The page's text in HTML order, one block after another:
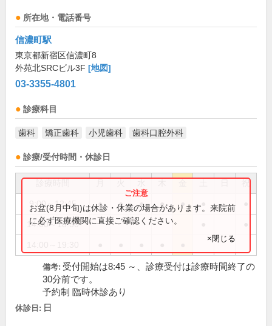
所在地・電話番号
信濃町駅
東京都新宿区信濃町8
外苑北SRCビル3F [地図]
03-3355-4801
診療科目
歯科 矯正歯科 小児歯科 歯科口腔外科
診療/受付時間・休診日
祝
9:00～12:45 ● ● ● ● ●
14:00～18:30
お盆(8月中旬)は休診・休業の場合があります。来院前
に必ず医療機関に直接ご確認ください。
×閉じる
備考: 受付開始は8:45 ～、診療受付は診療時間終了の
30分前です。
予約制 臨時休診あり
休診日: 日